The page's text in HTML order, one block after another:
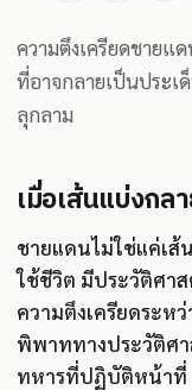
ความตึงเครียดชายแ
ที่อาจกลายเป็นประ
ลุกลาม
เมื่อเส้นแบ่งกล
ชายแดนไม่ใช่แค่เ
ใช้ชีวิต มีประวัติศา
ความตึงเครียดระห
พิพาททางประวัติศา
ทหารที่ปฏิบัติหน้าที่